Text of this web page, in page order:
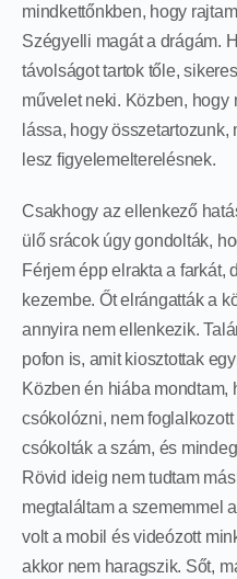
mindkettőnkben, hogy
Szégyelli magát a drágám.
távolságot tartok tőle,
művelet neki. Közben,
lássa, hogy
lesz figyelemelterelésnek.
Csakhogy az ellenkező
ülő srácok úgy gondolták,
Férjem épp elrakta a farkát,
kezembe. Őt elrángatták a
annyira nem ellenkezik.
pofon is, amit kiosztottak
Közben én hiába mondtam,
csókolózni, nem
csókolták a szám, és
Rövid ideig nem tudtam
megtaláltam a szememmel
volt a mobil és videózott
akkor nem haragszik. Sőt,